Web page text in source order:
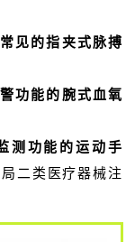
见的指夹式脉搏
功能的腕式血氧
测功能的运动手
二类医疗器械注